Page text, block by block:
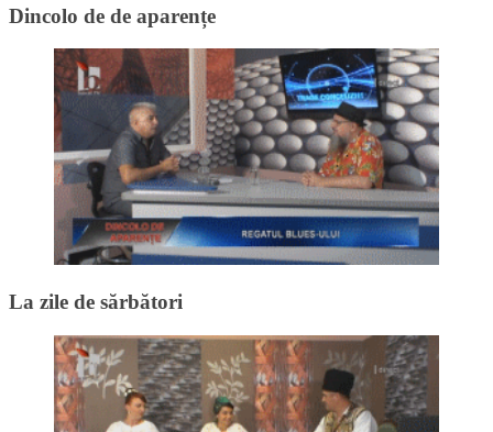
Dincolo de de aparențe
La zile de sărbători